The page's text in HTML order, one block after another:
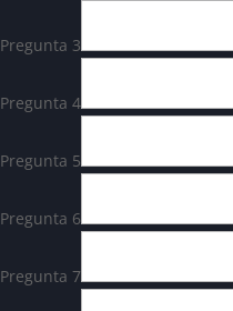
Pregunta 3
Pregunta 4
Pregunta 5
Pregunta 6
Pregunta 7